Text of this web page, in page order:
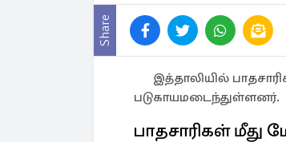
Share
இத்தாலியில்
படுகாயமடைந்துள்ளனர்.
பாதசாரிகள் மீது